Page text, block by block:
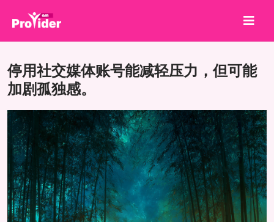
分享就能赢！
关于我们
注册
服务
API
条款
博客
停用社交媒体账号能减轻压力，但可能
加剧孤独感。